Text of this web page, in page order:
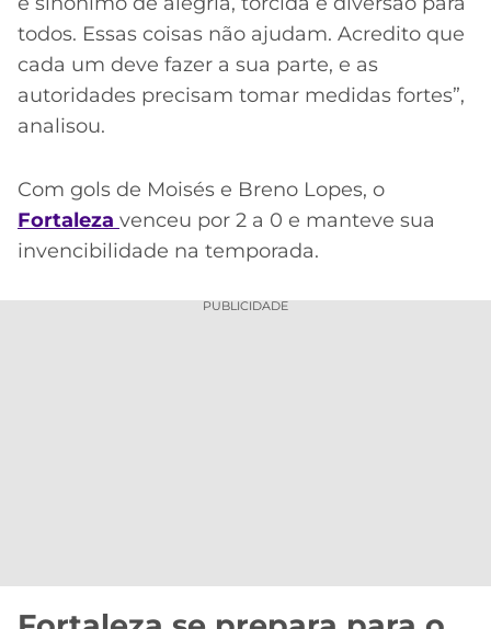
todos. Essas coisas não ajudam. Acredito que
cada um deve fazer a sua parte, e as
autoridades precisam tomar medidas fortes”,
analisou.
Com gols de Moisés e Breno Lopes, o
Fortaleza venceu por 2 a 0 e manteve sua
invencibilidade na temporada.
PUBLICIDADE